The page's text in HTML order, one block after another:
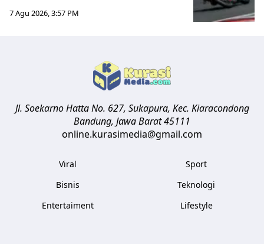
7 Agu 2026, 3:57 PM
Jl. Soekarno Hatta No. 627, Sukapura, Kec. Kiaracondong
Bandung, Jawa Barat45111
online.kurasimedia@gmail.com
Viral
Bisnis
Entertaiment
Sport
Teknologi
Lifestyle